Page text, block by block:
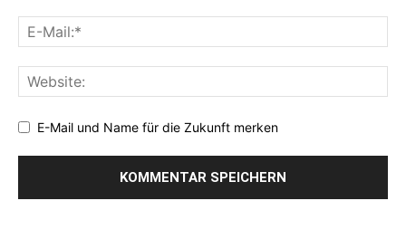
E-Mail und Name für die Zukunft merken